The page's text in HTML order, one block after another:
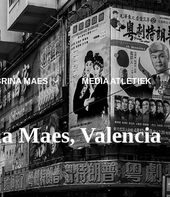
MAES MEDIA ATLETIEK
Maes, Valencia